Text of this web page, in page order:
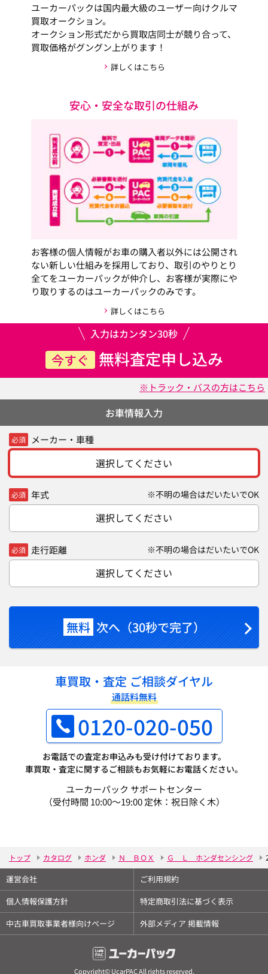
ユーカーパックは国内最大級のユーザー向けクルマ
買取オークション。
オークション形式だから買取店同士が競り合って、
買取価格がグングン上がります！
詳しくはこちら
安心・安全な取引の仕組み
お客様の個人情報がお車の購入者以外には公開され
ない新しい仕組みを採用しており、取引のやりとり
全てをユーカーパックが仲介し、お客様が実際にや
り取りするのはユーカーパックのみです。
詳しくはこちら
入力はカンタン30秒
今すぐ 無料査定申し込み
※トラック・バスの方はこちら
お車情報入力
必須 メーカー・車種
選択してください
必須 年式 ※不明の場合はだいたいでOK
選択してください
必須 走行距離 ※不明の場合はだいたいでOK
選択してください
無料 次へ（30秒で完了）
車買取・査定 ご相談ダイヤル
通話料無料
0120-020-050
お電話での査定お申込みも受け付けております。
車買取・査定に関するご相談もお気軽にお電話ください。
ユーカーパック サポートセンター
（受付時間 10:00～19:00 定休：祝日除く木）
トップ カタログ ホンダ Ｎ ＢＯＸ Ｇ Ｌ ホンダセンシング
運営会社
ご利用規約
個人情報保護方針
特定商取引法に基づく表示
中古車買取事業者様向けページ
外部メディア 掲載情報
Copyright© UcarPAC All rights reserved.